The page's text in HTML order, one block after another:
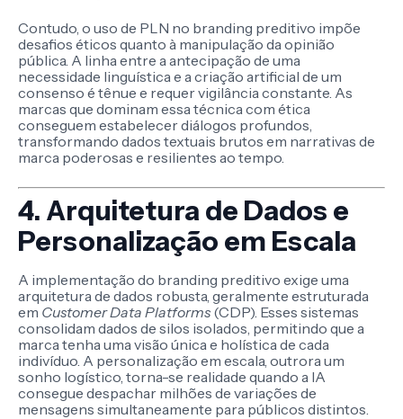
Contudo, o uso de PLN no branding preditivo impõe
desafios éticos quanto à manipulação da opinião
pública. A linha entre a antecipação de uma
necessidade linguística e a criação artificial de um
consenso é tênue e requer vigilância constante. As
marcas que dominam essa técnica com ética
conseguem estabelecer diálogos profundos,
transformando dados textuais brutos em narrativas de
marca poderosas e resilientes ao tempo.
4. Arquitetura de Dados e
Personalização em Escala
A implementação do branding preditivo exige uma
arquitetura de dados robusta, geralmente estruturada
em Customer Data Platforms (CDP). Esses sistemas
consolidam dados de silos isolados, permitindo que a
marca tenha uma visão única e holística de cada
indivíduo. A personalização em escala, outrora um
sonho logístico, torna-se realidade quando a IA
consegue despachar milhões de variações de
mensagens simultaneamente para públicos distintos.